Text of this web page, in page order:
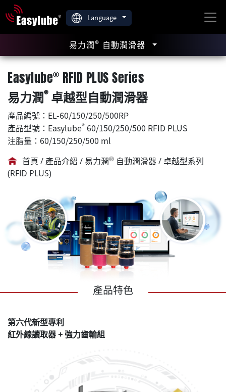
Language
易力潤 ® 自動潤滑器
Easylube® RFID PLUS Series
易力潤® 卓越型自動潤滑器
產品編號：EL-60/150/250/500RP
產品型號：Easylube® 60/150/250/500 RFID PLUS
注脂量：60/150/250/500 ml
首頁 / 產品介紹 / 易力潤® 自動潤滑器 / 卓越型系列
(RFID PLUS)
產品特色
第六代新型專利
紅外線讀取器 + 強力齒輪組